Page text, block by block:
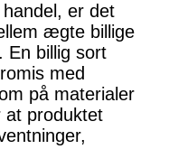
er det
ægte billige
En billig sort
med
på materialer
produktet